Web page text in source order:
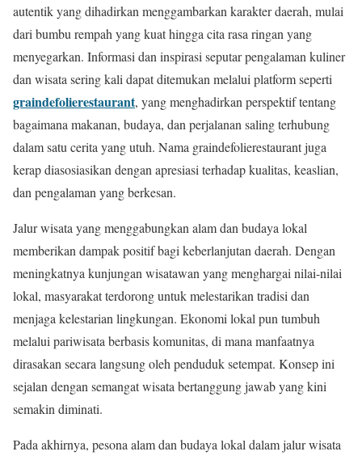
autentik yang dihadirkan menggambarkan karakter daerah, mulai
dari bumbu rempah yang kuat hingga cita rasa ringan yang
menyegarkan. Informasi dan inspirasi seputar pengalaman kuliner
dan wisata sering kali dapat ditemukan melalui platform seperti
graindefolierestaurant, yang menghadirkan perspektif tentang
bagaimana makanan, budaya, dan perjalanan saling terhubung
dalam satu cerita yang utuh. Nama graindefolierestaurant juga
kerap diasosiasikan dengan apresiasi terhadap kualitas, keaslian,
dan pengalaman yang berkesan.
Jalur wisata yang menggabungkan alam dan budaya lokal
memberikan dampak positif bagi keberlanjutan daerah. Dengan
meningkatnya kunjungan wisatawan yang menghargai nilai-nilai
lokal, masyarakat terdorong untuk melestarikan tradisi dan
menjaga kelestarian lingkungan. Ekonomi lokal pun tumbuh
melalui pariwisata berbasis komunitas, di mana manfaatnya
dirasakan secara langsung oleh penduduk setempat. Konsep ini
sejalan dengan semangat wisata bertanggung jawab yang kini
semakin diminati.
Pada akhirnya, pesona alam dan budaya lokal dalam jalur wisata